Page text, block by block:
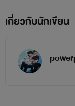
เล่
เกี่ยวกับนักเขียน